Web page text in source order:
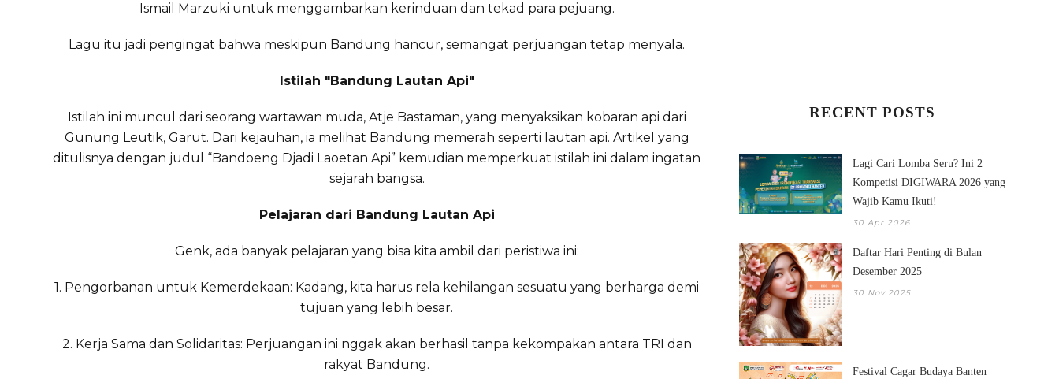
Ismail Marzuki untuk menggambarkan kerinduan dan tekad para pejuang.
Lagu itu jadi pengingat bahwa meskipun Bandung hancur, semangat perjuangan tetap menyala.
Istilah "Bandung Lautan Api"
Istilah ini muncul dari seorang wartawan muda, Atje Bastaman, yang menyaksikan kobaran api dari
Gunung Leutik, Garut. Dari kejauhan, ia melihat Bandung memerah seperti lautan api. Artikel yang
ditulisnya dengan judul “Bandoeng Djadi Laoetan Api” kemudian memperkuat istilah ini dalam ingatan
sejarah bangsa.
Pelajaran dari Bandung Lautan Api
Genk, ada banyak pelajaran yang bisa kita ambil dari peristiwa ini:
1. Pengorbanan untuk Kemerdekaan: Kadang, kita harus rela kehilangan sesuatu yang berharga demi
tujuan yang lebih besar.
2. Kerja Sama dan Solidaritas: Perjuangan ini nggak akan berhasil tanpa kekompakan antara TRI dan
rakyat Bandung.
RECENT POSTS
Lagi Cari Lomba Seru? Ini 2
Kompetisi DIGIWARA 2026 yang
Wajib Kamu Ikuti!
30 Apr 2026
Daftar Hari Penting di Bulan
Desember 2025
30 Nov 2025
Festival Cagar Budaya Banten